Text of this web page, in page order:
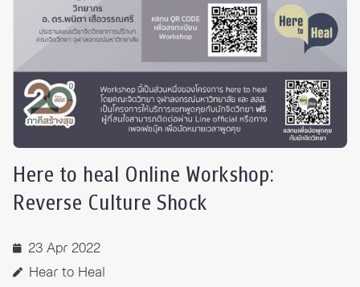
Here to heal Online Workshop:
Reverse Culture Shock
23 Apr 2022
Hear to Heal